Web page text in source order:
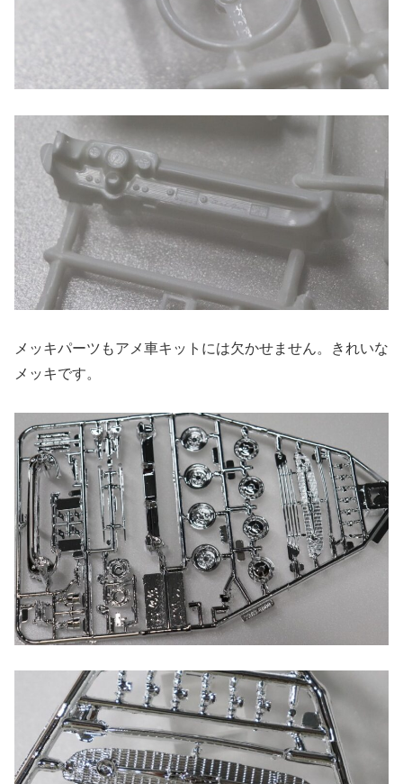
メッキパーツもアメ車キットには欠かせません。きれいな
メッキです。